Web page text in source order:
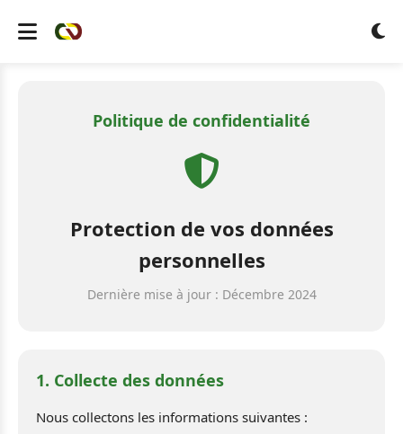
Politique de confidentialité
Protection de vos données
personnelles
Dernière mise à jour : Décembre 2024
1. Collecte des données
Nous collectons les informations suivantes :